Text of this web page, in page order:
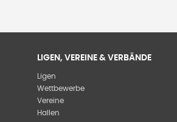
LIGEN, VEREINE & VERBÄNDE
Ligen
Wettbewerbe
Vereine
Hallen